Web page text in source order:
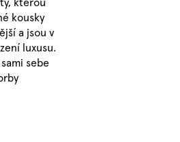
kousky
a jsou v
luxusu.
sebe